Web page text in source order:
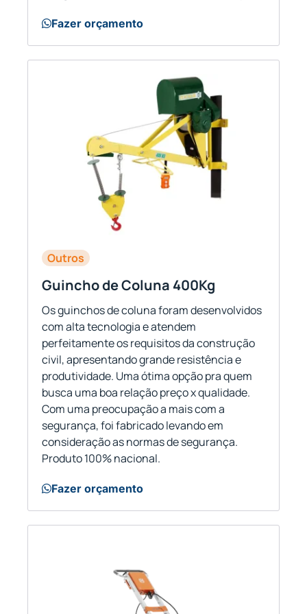
Fazer orçamento
Outros
Guincho de Coluna 400Kg
Os guinchos de coluna foram desenvolvidos
com alta tecnologia e atendem
perfeitamente os requisitos da construção
civil, apresentando grande resistência e
produtividade. Uma ótima opção pra quem
busca uma boa relação preço x qualidade.
Com uma preocupação a mais com a
segurança, foi fabricado levando em
consideração as normas de segurança.
Produto 100% nacional.
Fazer orçamento